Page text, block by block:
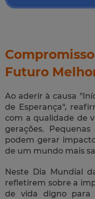
Futuro
Ao aderir à causa
de Esperança",
com a qualidade de
gerações.
podem gerar
de um mundo mais
Neste Dia Mundial
refletirem sobre a
de vida digno para